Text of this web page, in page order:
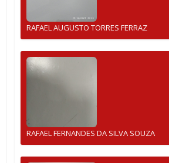
RAFAEL AUGUSTO TORRES FERRAZ
RAFAEL FERNANDES DA SILVA SOUZA